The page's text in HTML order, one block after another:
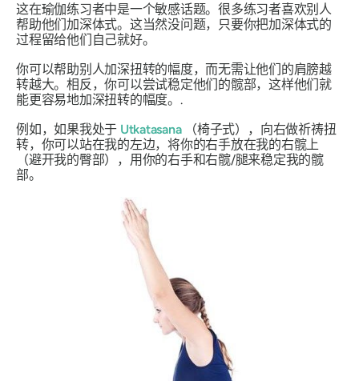
这在瑜伽练习者中是一个敏感话题。很多练习者喜欢别人
帮助他们加深体式。这当然没问题，只要你把加深体式的
过程留给他们自己就好。
你可以帮助别人加深扭转的幅度，而无需让他们的肩膀越
转越大。相反，你可以尝试稳定他们的髋部，这样他们就
能更容易地加深扭转的幅度。.
例如，如果我处于 Utkatasana
（椅子式），向右做祈祷扭
转，你可以站在我的左边，将你的右手放在我的右髋上
（避开我的臀部），用你的右手和右髋/腿来稳定我的髋
部。